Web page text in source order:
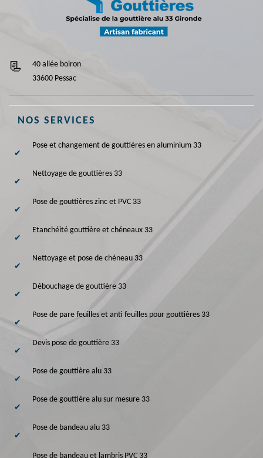
40 allée boiron
33600 Pessac
NOS SERVICES
Pose et changement de gouttières en aluminium 33
Nettoyage de gouttières 33
Pose de gouttières zinc et PVC 33
Etanchéité gouttière et chéneaux 33
Nettoyage et pose de chéneau 33
Débouchage de gouttière 33
Pose de pare feuilles et anti feuilles pour gouttières 33
Devis pose de gouttière 33
Pose de gouttière alu 33
Pose de gouttière alu sur mesure 33
Pose de bandeau alu 33
Pose de bandeau et lambris PVC 33